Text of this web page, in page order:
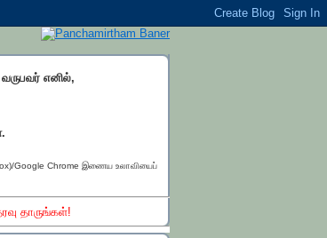
வருபவர் எனில்,
Google Chrome இணைய உலாவியைப்
தாருங்கள்!